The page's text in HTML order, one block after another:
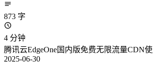
873 字
4 分钟
腾讯云EdgeOne国内版免费无限流量CDN使
2025-06-30